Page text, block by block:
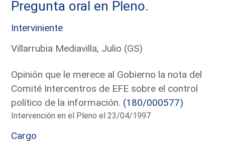
Pregunta oral en Pleno.
Interviniente
Villarrubia Mediavilla, Julio (GS)
Opinión que le merece al Gobierno la nota del
Comité Intercentros de EFE sobre el control
político de la información. (180/000577)
Intervención en el Pleno el 23/04/1997
Cargo